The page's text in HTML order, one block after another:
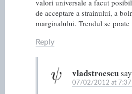
valori universale a facut
de acceptare a strainului, a
marginalului. Trendul se poate
Reply
vladstroescu
07/02/2012 at 7:37